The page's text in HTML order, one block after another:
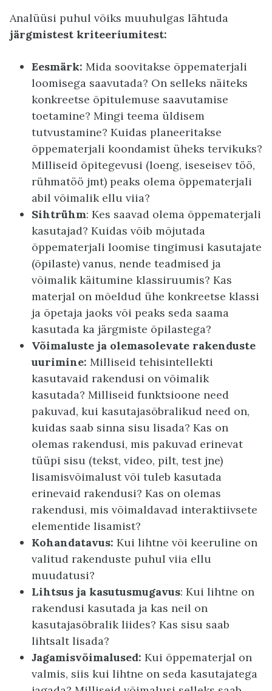
Analüüsi puhul võiks muuhulgas lähtuda
järgmistest kriteeriumitest:
Eesmärk: Mida soovitakse õppematerjali
loomisega saavutada? On selleks näiteks
konkreetse õpitulemuse saavutamise
toetamine? Mingi teema üldisem
tutvustamine? Kuidas planeeritakse
õppematerjali koondamist üheks tervikuks?
Milliseid õpitegevusi (loeng, iseseisev töö,
rühmatöö jmt) peaks olema õppematerjali
abil võimalik ellu viia?
Sihtrühm: Kes saavad olema õppematerjali
kasutajad? Kuidas võib mõjutada
õppematerjali loomise tingimusi kasutajate
(õpilaste) vanus, nende teadmised ja
võimalik käitumine klassiruumis? Kas
materjal on mõeldud ühe konkreetse klassi
ja õpetaja jaoks või peaks seda saama
kasutada ka järgmiste õpilastega?
Võimaluste ja olemasolevate rakenduste
uurimine: Milliseid tehisintellekti
kasutavaid rakendusi on võimalik
kasutada? Milliseid funktsioone need
pakuvad, kui kasutajasõbralikud need on,
kuidas saab sinna sisu lisada? Kas on
olemas rakendusi, mis pakuvad erinevat
tüüpi sisu (tekst, video, pilt, test jne)
lisamisvõimalust või tuleb kasutada
erinevaid rakendusi? Kas on olemas
rakendusi, mis võimaldavad interaktiivsete
elementide lisamist?
Kohandatavus: Kui lihtne või keeruline on
valitud rakenduste puhul viia ellu
muudatusi?
Lihtsus ja kasutusmugavus: Kui lihtne on
rakendusi kasutada ja kas neil on
kasutajasõbralik liides? Kas sisu saab
lihtsalt lisada?
Jagamisvõimalused: Kui õppematerjal on
valmis, siis kui lihtne on seda kasutajatega